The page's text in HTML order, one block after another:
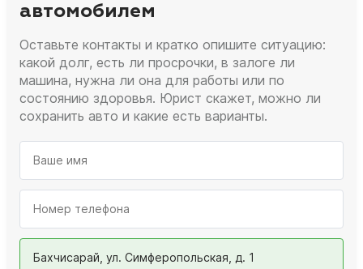
автомобилем
Оставьте контакты и кратко опишите ситуацию:
какой долг, есть ли просрочки, в залоге ли
машина, нужна ли она для работы или по
состоянию здоровья. Юрист скажет, можно ли
сохранить авто и какие есть варианты.
Бахчисарай, ул. Симферопольская, д. 1